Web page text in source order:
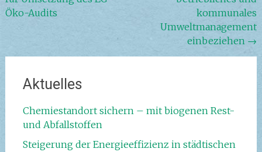
Öko-Audits
kommunales
Umweltmanagement
einbeziehen →
Aktuelles
Chemiestandort sichern – mit biogenen Rest-
und Abfallstoffen
Steigerung der Energieeffizienz in städtischen